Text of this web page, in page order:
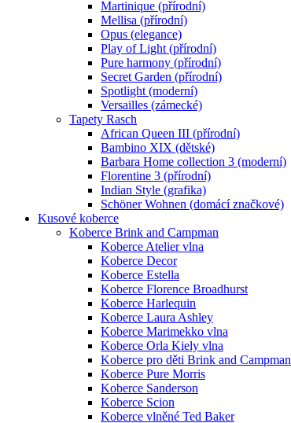
Martinique (přírodní)
Mellisa (přírodní)
Opus (elegance)
Play of Light (přírodní)
Pure harmony (přírodní)
Secret Garden (přírodní)
Spotlight (moderní)
Versailles (zámecké)
Tapety Rasch
African Queen III (přírodní)
Bambino XIX (dětské)
Barbara Home collection 3 (moderní)
Florentine 3 (přírodní)
Indian Style (grafika)
Schöner Wohnen (domácí značkové)
Kusové koberce
Koberce Brink and Campman
Koberce Atelier vlna
Koberce Decor
Koberce Estella
Koberce Florence Broadhurst
Koberce Harlequin
Koberce Laura Ashley
Koberce Marimekko vlna
Koberce Orla Kiely vlna
Koberce pro děti Brink and Campman
Koberce Pure Morris
Koberce Sanderson
Koberce Scion
Koberce vlněné Ted Baker